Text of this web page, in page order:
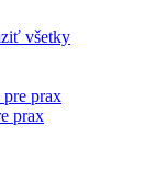
všetky
prax